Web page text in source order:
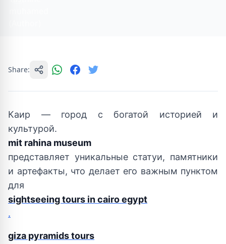
Share:
Каир — город с богатой историей и
культурой.
mit rahina museum
представляет уникальные статуи, памятники
и артефакты, что делает его важным пунктом
для
sightseeing tours in cairo egypt
.
giza pyramids tours